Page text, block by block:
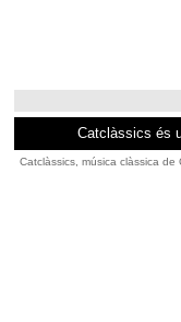
Catclàssics és
Catclàssics, música clàssica de